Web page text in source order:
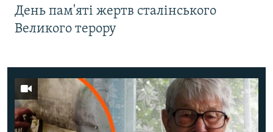
День пам'яті жертв сталінського
Великого терору